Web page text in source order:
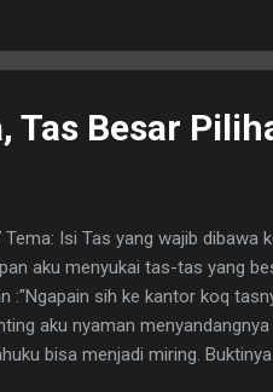
Tas Besar
Tema: Isi Tas yang wajib
aku menyukai tas-tas yang
:"Ngapain sih ke kantor koq
aku nyaman
bisa menjadi miring.